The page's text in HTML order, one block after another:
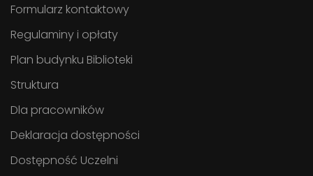
Formularz kontaktowy
Regulaminy i opłaty
Plan budynku Biblioteki
Struktura
Dla pracowników
Deklaracja dostępności
Dostępność Uczelni